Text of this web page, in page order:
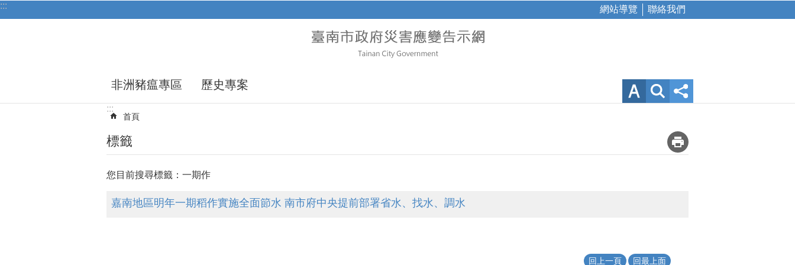
跳到主要內容區塊
::: 網站導覽 聯絡我們
非洲豬瘟專區 歷史專案
:::
首頁
標籤
您目前搜尋標籤：一期作
嘉南地區明年一期稻作實施全面節水 南市府中央提前部署省水、找水、調水
回上一頁 回最上面